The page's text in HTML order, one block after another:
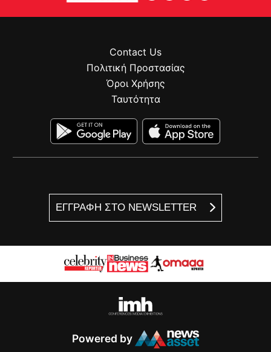
ΕΓΓΡΑΦΗ ΣΤΟ NEWSLETTER
Contact Us
Πολιτική Προστασίας
Όροι Χρήσης
Ταυτότητα
Powered by